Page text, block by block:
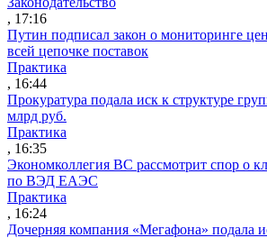
, 17:16
Путин подписал закон о мониторинге
всей цепочке поставок
Практика
, 16:44
Прокуратура подала иск к структуре
млрд руб.
Практика
, 16:35
Экономколлегия ВС рассмотрит спор о
по ВЭД ЕАЭС
Практика
, 16:24
Дочерняя компания «Мегафона» подала